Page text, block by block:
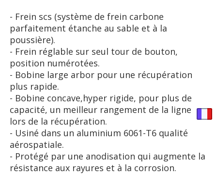
- Frein scs (système de frein carbone
parfaitement étanche au sable et à la
poussière).
- Frein réglable sur seul tour de bouton,
position numérotées.
- Bobine large arbor pour une récupération
plus rapide.
- Bobine concave,hyper rigide, pour plus de
capacité, un meilleur rangement de la ligne
lors de la récupération.
- Usiné dans un aluminium 6061-T6 qualité
aérospatiale.
- Protégé par une anodisation qui augmente la
résistance aux rayures et à la corrosion.